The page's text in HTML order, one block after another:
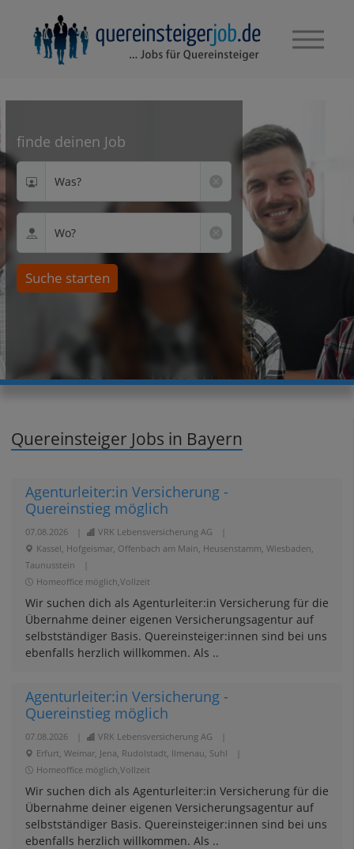
finde deinen Job
Was?
Wo?
Suche starten
Quereinsteiger Jobs in Bayern
Agenturleiter:in Versicherung -
Quereinstieg möglich
07.08.2026 VRK Lebensversicherung AG
Kassel, Hofgeismar, Offenbach am Main, Heusenstamm, Wiesbaden,
Taunusstein
Homeoffice möglich,Vollzeit
Wir suchen dich als Agenturleiter:in Versicherung für die
Übernahme deiner eigenen Versicherungsagentur auf
selbstständiger Basis. Quereinsteiger:innen sind bei uns
ebenfalls herzlich willkommen. Als ..
Agenturleiter:in Versicherung -
Quereinstieg möglich
07.08.2026 VRK Lebensversicherung AG
Erfurt, Weimar, Jena, Rudolstadt, Ilmenau, Suhl
Homeoffice möglich,Vollzeit
Wir suchen dich als Agenturleiter:in Versicherung für die
Übernahme deiner eigenen Versicherungsagentur auf
selbstständiger Basis. Quereinsteiger:innen sind bei uns
ebenfalls herzlich willkommen. Als ..